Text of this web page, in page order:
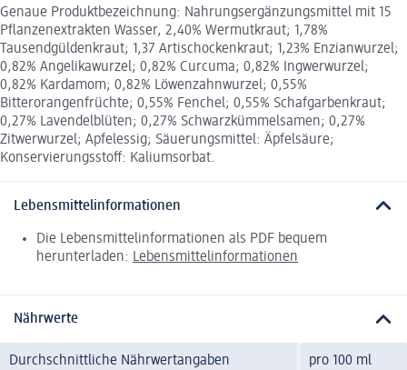
Genaue Produktbezeichnung: Nahrungsergänzungsmittel mit 15
Pflanzenextrakten Wasser, 2,40% Wermutkraut; 1,78%
Tausendgüldenkraut; 1,37 Artischockenkraut; 1,23% Enzianwurzel;
0,82% Angelikawurzel; 0,82% Curcuma; 0,82% Ingwerwurzel;
0,82% Kardamom; 0,82% Löwenzahnwurzel; 0,55%
Bitterorangenfrüchte; 0,55% Fenchel; 0,55% Schafgarbenkraut;
0,27% Lavendelblüten; 0,27% Schwarzkümmelsamen; 0,27%
Zitwerwurzel; Apfelessig; Säuerungsmittel: Äpfelsäure;
Konservierungsstoff: Kaliumsorbat.
Lebensmittelinformationen
Die Lebensmittelinformationen als PDF bequem
herunterladen: Lebensmittelinformationen
Nährwerte
Durchschnittliche Nährwertangaben pro 100 ml